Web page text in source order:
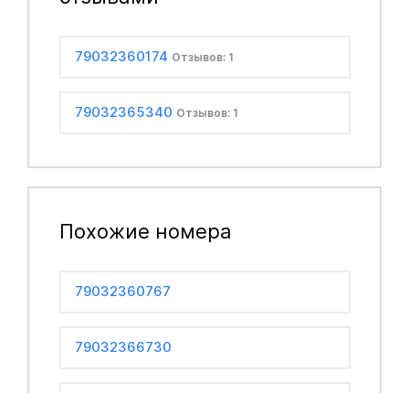
79032360174 Отзывов: 1
79032365340 Отзывов: 1
Похожие номера
79032360767
79032366730